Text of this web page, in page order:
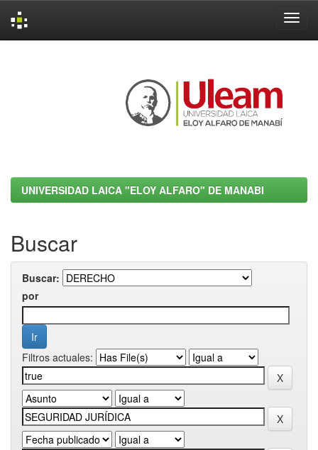
UNIVERSIDAD LAICA "ELOY ALFARO" DE MANABI
Buscar
Buscar:
por
Filtros actuales: